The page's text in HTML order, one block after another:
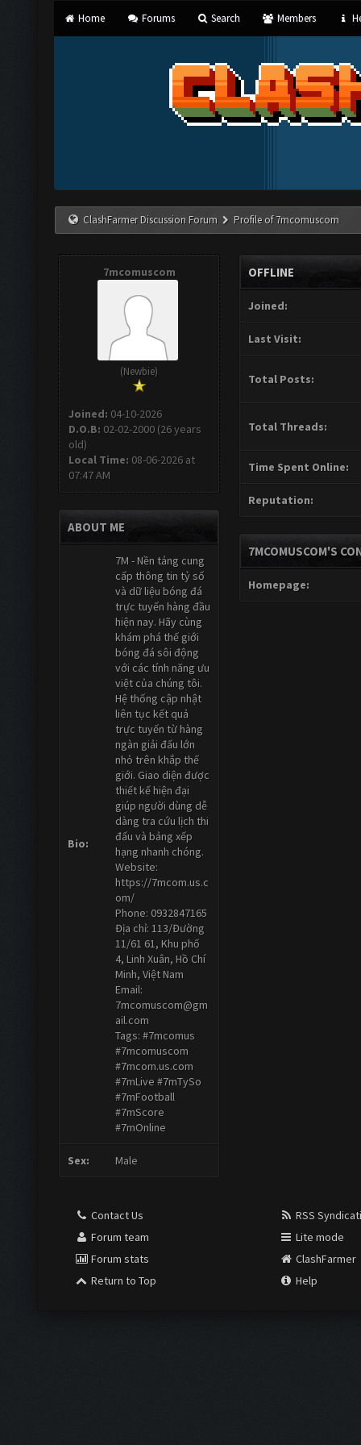
Home Forums Search Members
ClashFarmer Discussion Forum Profile of 7mcomuscom
7mcomuscom
(Newbie)
Joined: 04-10-2026
D.O.B: 02-02-2000 (26 years
old)
Local Time: 08-06-2026 at
07:47 AM
ABOUT ME
Bio:
7M - Nền tảng cung
cấp thông tin tỷ số
và dữ liệu bóng đá
trực tuyến hàng đầu
hiện nay. Hãy cùng
khám phá thế giới
bóng đá sôi động
với các tính năng ưu
việt của chúng tôi.
Hệ thống cập nhật
liên tục kết quả
trực tuyến từ hàng
ngàn giải đấu lớn
nhỏ trên khắp thế
giới. Giao diện được
thiết kế hiện đại
giúp người dùng dễ
dàng tra cứu lịch thi
đấu và bảng xếp
hạng nhanh chóng.
Website:
https://7mcom.us.c
om/
Phone: 0932847165
Địa chỉ: 113/Đường
11/61 61, Khu phố
4, Linh Xuân, Hồ Chí
Minh, Việt Nam
Email:
7mcomuscom@gm
ail.com
Tags: #7mcomus
#7mcomuscom
#7mcom.us.com
#7mLive #7mTySo
#7mFootball
#7mScore
#7mOnline
Sex: Male
OFFLINE
Joined:
Last Visit:
Total Posts:
Total Threads:
Time Spent Online:
Reputation:
7MCOMUSCOM'S
Homepage:
Contact Us
Forum team
Forum stats
Return to Top
RSS
Lite mode
ClashFarmer
Help